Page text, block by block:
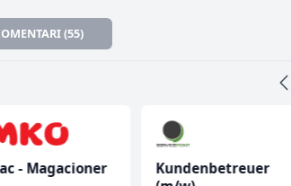
(55)
- Magacioner
Kundenbetreuer